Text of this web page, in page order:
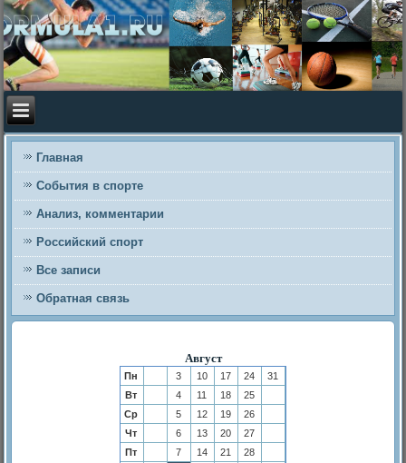
Главная
События в спорте
Анализ, комментарии
Российский спорт
Все записи
Обратная связь
Август
Пн 3 10 17 24
31
Вт
4 11 18
25
Ср
5 12 19
26
Чт
6 13 20
27
Пт
7 14 21
28